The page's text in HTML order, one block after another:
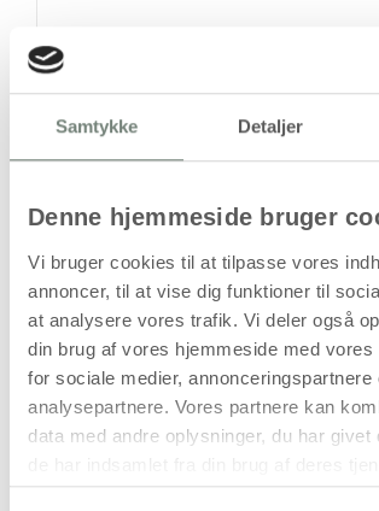
Samtykke Detaljer
Denne hjemmeside bruger
Vi bruger cookies til at tilpasse vores
annoncer, til at vise dig funktioner til
at analysere vores trafik. Vi deler også
din brug af vores hjemmeside med vores
for sociale medier, annonceringspartnere
analysepartnere. Vores partnere kan
data med andre oplysninger, du har givet
1 stk
Læg i kurven
Din bestilling
når vi har